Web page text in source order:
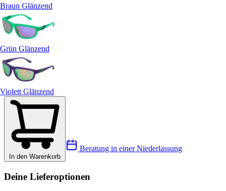
Braun Glänzend
Grün Glänzend
Violett Glänzend
In den Warenkorb
Beratung in einer Niederlassung
Deine Lieferoptionen